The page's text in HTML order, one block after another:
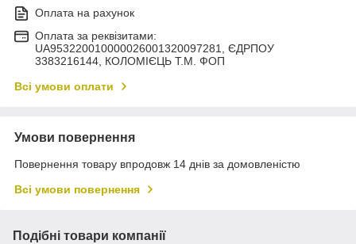
Оплата на рахунок
Оплата за реквізитами:
UA953220010000026001320097281, ЄДРПОУ
3383216144, КОЛОМIЄЦЬ Т.М. ФОП
Всі умови оплати
Умови повернення
Повернення товару впродовж 14 днів за домовленістю
Всі умови повернення
Подібні товари компанії